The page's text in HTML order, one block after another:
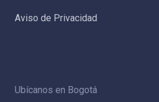
Aviso de Privacidad
Ubícanos en Bogotá